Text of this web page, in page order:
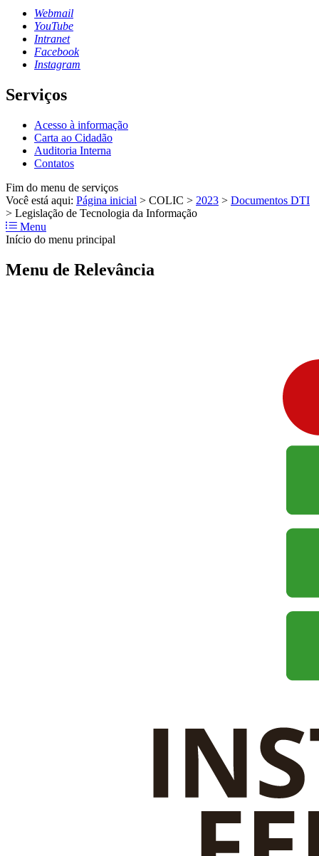
Webmail
YouTube
Intranet
Facebook
Instagram
Serviços
Acesso à informação
Carta ao Cidadão
Auditoria Interna
Contatos
Fim do menu de serviços
Você está aqui: Página inicial > COLIC > 2023 > Documentos DTI
> Legislação de Tecnologia da Informação
Menu
Início do menu principal
Menu de Relevância